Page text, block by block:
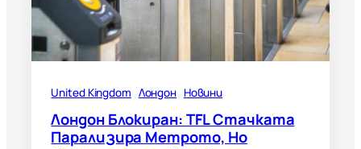
United Kingdom Лондон Новини
Лондон Блокиран: TFL Стачката
Парализира Метрото, Но